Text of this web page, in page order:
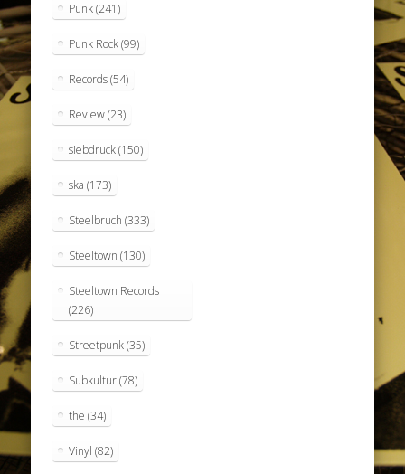
Punk(241)
Punk Rock(99)
Records(54)
Review(23)
siebdruck(150)
ska (173)
Steelbruch (333)
Steeltown (130)
Steeltown Records
(226)
Streetpunk(35)
Subkultur(78)
the (34)
Vinyl (82)